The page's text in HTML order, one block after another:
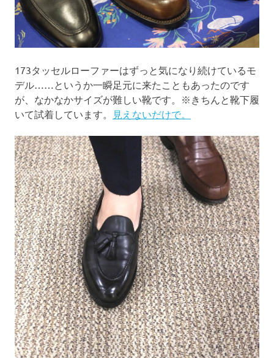
173タッセルローファーはずっと気になり続けているモ
デル……というか一瞬足元に来たこともあったのです
が、なかなかサイズが難しい靴です。※きちんと靴下履
いて試着しています。
見えないだけで。